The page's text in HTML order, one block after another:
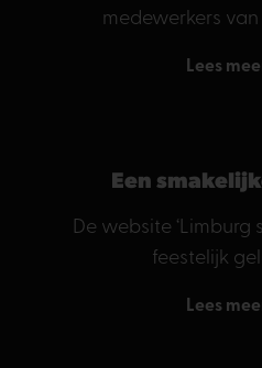
medewerkers
Lees
Een
De website ‘Limburg
feestelijk
Lees